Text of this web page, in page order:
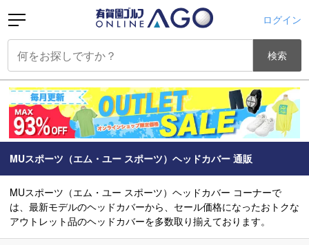
ログイン
検索
MUスポーツ（エム・ユー スポーツ）ヘッドカバー 通販
MUスポーツ（エム・ユー スポーツ）ヘッドカバー コーナーで
は、最新モデルのヘッドカバーから、セール価格になったおトクな
アウトレット品のヘッドカバーを多数取り揃えております。